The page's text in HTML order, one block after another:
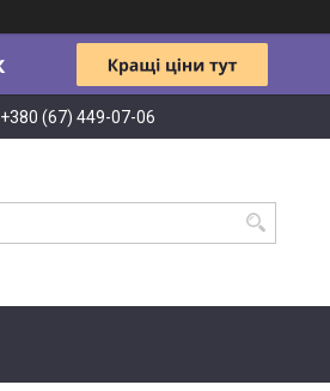
+380 (67) 449-07-06